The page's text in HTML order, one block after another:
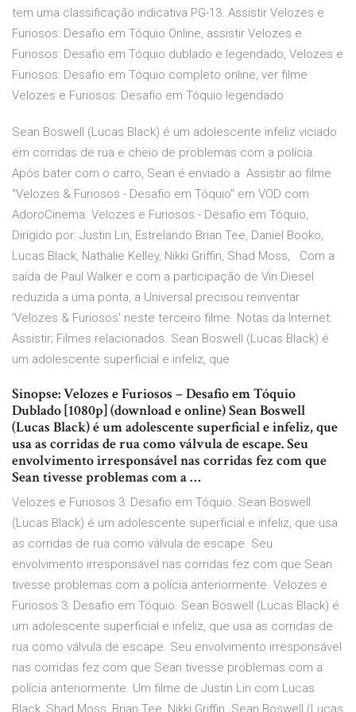
tem uma classificação indicativa PG-13. Assistir Velozes e
Furiosos: Desafio em Tóquio Online, assistir Velozes e
Furiosos: Desafio em Tóquio dublado e legendado, Velozes e
Furiosos: Desafio em Tóquio completo online, ver filme
Velozes e Furiosos: Desafio em Tóquio legendado
Sean Boswell (Lucas Black) é um adolescente infeliz viciado
em corridas de rua e cheio de problemas com a polícia.
Após bater com o carro, Sean é enviado a Assistir ao filme
"Velozes & Furiosos - Desafio em Tóquio" em VOD com
AdoroCinema. Velozes e Furiosos - Desafio em Tóquio,
Dirigido por: Justin Lin, Estrelando Brian Tee, Daniel Booko,
Lucas Black, Nathalie Kelley, Nikki Griffin, Shad Moss, Com a
saída de Paul Walker e com a participação de Vin Diesel
reduzida a uma ponta, a Universal precisou reinventar
'Velozes & Furiosos' neste terceiro filme. Notas da Internet:
Assistir; Filmes relacionados. Sean Boswell (Lucas Black) é
um adolescente superficial e infeliz, que
Sinopse: Velozes e Furiosos – Desafio em Tóquio
Dublado [1080p] (download e online) Sean Boswell
(Lucas Black) é um adolescente superficial e infeliz, que
usa as corridas de rua como válvula de escape. Seu
envolvimento irresponsável nas corridas fez com que
Sean tivesse problemas com a …
Velozes e Furiosos 3: Desafio em Tóquio. Sean Boswell
(Lucas Black) é um adolescente superficial e infeliz, que usa
as corridas de rua como válvula de escape. Seu
envolvimento irresponsável nas corridas fez com que Sean
tivesse problemas com a polícia anteriormente. Velozes e
Furiosos 3: Desafio em Tóquio. Sean Boswell (Lucas Black) é
um adolescente superficial e infeliz, que usa as corridas de
rua como válvula de escape. Seu envolvimento irresponsável
nas corridas fez com que Sean tivesse problemas com a
polícia anteriormente. Um filme de Justin Lin com Lucas